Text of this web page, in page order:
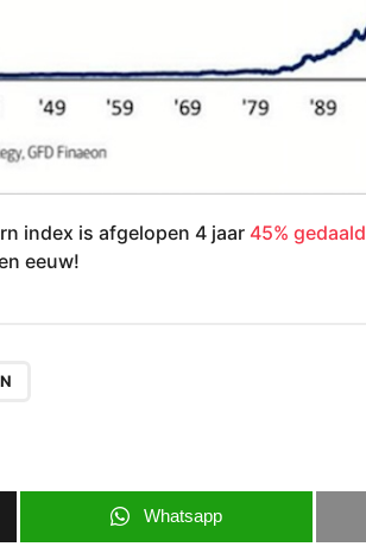
index is afgelopen 4 jaar 45% gedaald
eeuw!
Whatsapp